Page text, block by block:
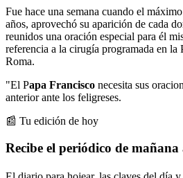
Fue hace una semana cuando el
años, aprovechó su aparición de cada
reunidos una oración especial para él
referencia a la cirugía programada en
Roma.
"El Papa Francisco necesita sus
anterior ante los feligreses.
📰 Tu edición de hoy
Recibe el periódico de mañana